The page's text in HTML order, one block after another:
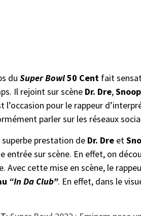
du Super Bowl50 Cent fait
Il rejoint sur scène Dr. Dre,
l’occasion pour le rappeur
parler sur les réseaux
superbe prestation de Dr. Dre et
entrée sur scène. En effet, on
Avec cette mise en scène, le
“In Da Club”. En effet, dans le